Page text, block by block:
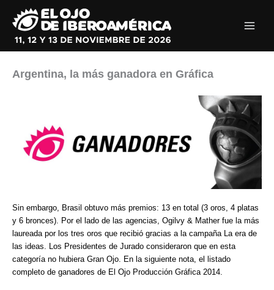
contenido
Argentina, la más ganadora en Gráfica
Sin embargo, Brasil obtuvo más premios: 13 en total (3 oros, 4 platas
y 6 bronces). Por el lado de las agencias, Ogilvy & Mather fue la más
laureada por los tres oros que recibió gracias a la campaña La era de
las ideas. Los Presidentes de Jurado consideraron que en esta
categoría no hubiera Gran Ojo. En la siguiente nota, el listado
completo de ganadores de El Ojo Producción Gráfica 2014.